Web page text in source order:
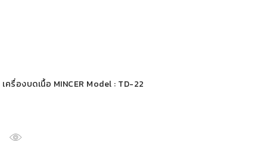
เครื่องบดเนื้อ MINCER Model : TD-22